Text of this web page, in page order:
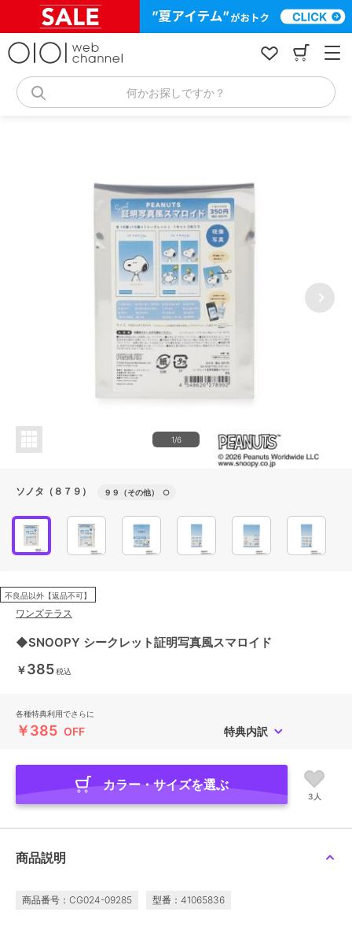
何かお探しですか？
1/6
ソノタ（８７９） ９９（その他） ○
不良品以外【返品不可】
ワンズテラス
◆SNOOPY シークレット証明写真風スマロイド
￥385税込
各種特典利用でさらに
￥385 OFF 特典内訳
カラー・サイズを選ぶ
3人
商品説明
商品番号：CG024-09285 型番：41065836